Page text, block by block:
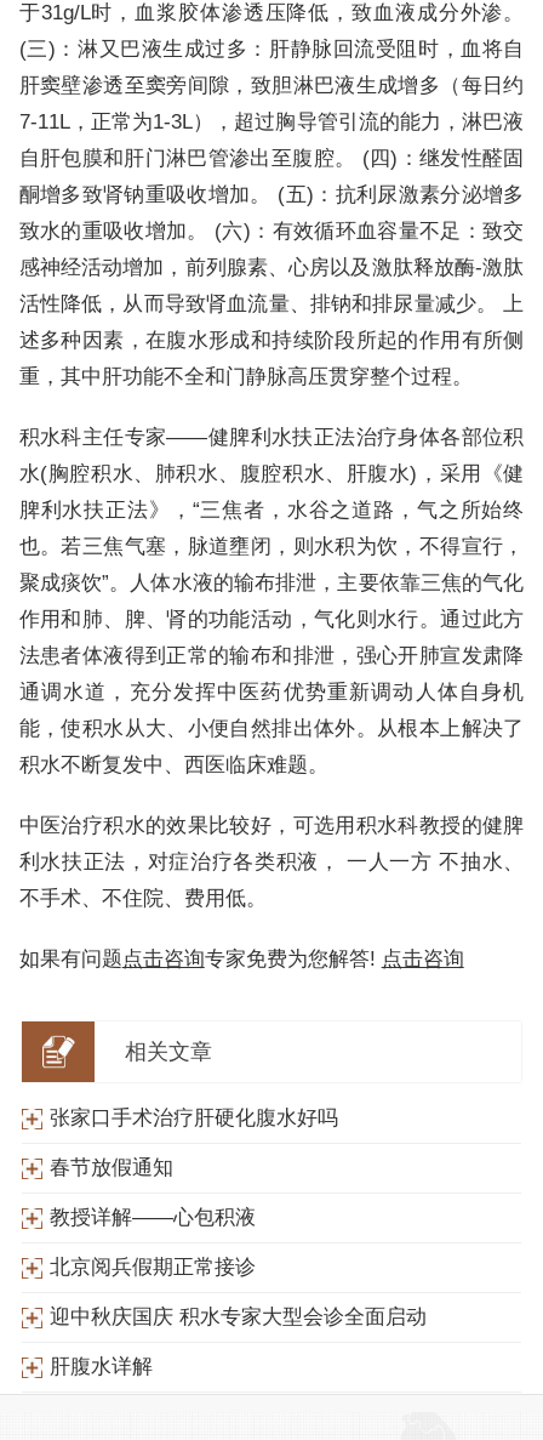
于31g/L时，血浆胶体渗透压降低，致血液成分外渗。
(三)：淋又巴液生成过多：肝静脉回流受阻时，血将自
肝窦壁渗透至窦旁间隙，致胆淋巴液生成增多（每日约
7-11L，正常为1-3L），超过胸导管引流的能力，淋巴液
自肝包膜和肝门淋巴管渗出至腹腔。 (四)：继发性醛固
酮增多致肾钠重吸收增加。 (五)：抗利尿激素分泌增多
致水的重吸收增加。 (六)：有效循环血容量不足：致交
感神经活动增加，前列腺素、心房以及激肽释放酶-激肽
活性降低，从而导致肾血流量、排钠和排尿量减少。 上
述多种因素，在腹水形成和持续阶段所起的作用有所侧
重，其中肝功能不全和门静脉高压贯穿整个过程。
积水科主任专家——健脾利水扶正法治疗身体各部位积
水(胸腔积水、肺积水、腹腔积水、肝腹水)，采用《健
脾利水扶正法》，“三焦者，水谷之道路，气之所始终
也。若三焦气塞，脉道壅闭，则水积为饮，不得宣行，
聚成痰饮”。人体水液的输布排泄，主要依靠三焦的气化
作用和肺、脾、肾的功能活动，气化则水行。通过此方
法患者体液得到正常的输布和排泄，强心开肺宣发肃降
通调水道，充分发挥中医药优势重新调动人体自身机
能，使积水从大、小便自然排出体外。从根本上解决了
积水不断复发中、西医临床难题。
中医治疗积水的效果比较好，可选用积水科教授的健脾
利水扶正法，对症治疗各类积液， 一人一方 不抽水、
不手术、不住院、费用低。
如果有问题点击咨询专家免费为您解答! 点击咨询
相关文章
张家口手术治疗肝硬化腹水好吗
春节放假通知
教授详解——心包积液
北京阅兵假期正常接诊
迎中秋庆国庆 积水专家大型会诊全面启动
肝腹水详解